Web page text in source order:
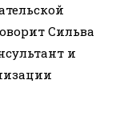
Сильва
и